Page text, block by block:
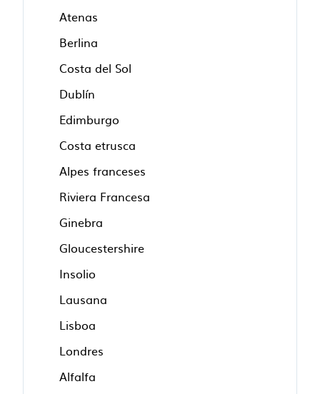
Atenas
Berlina
Costa del Sol
Dublín
Edimburgo
Costa etrusca
Alpes franceses
Riviera Francesa
Ginebra
Gloucestershire
Insolio
Lausana
Lisboa
Londres
Alfalfa